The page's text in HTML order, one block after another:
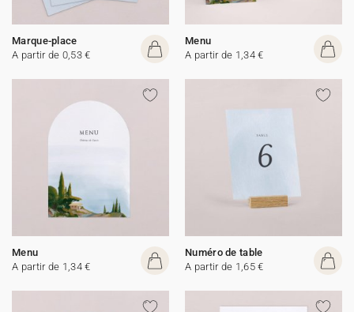
Marque-place
A partir de 0,53 €
Menu
A partir de 1,34 €
Menu
A partir de 1,34 €
Numéro de table
A partir de 1,65 €